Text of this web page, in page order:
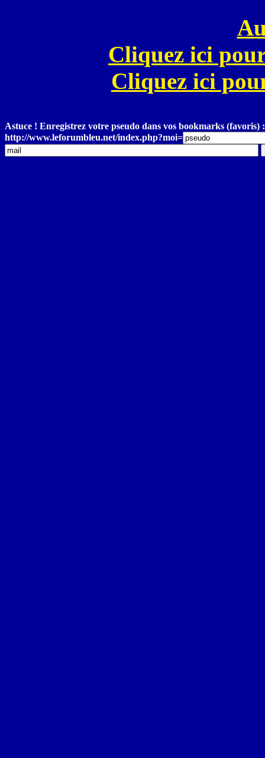
Cliquez ici
Cliquez ici
Astuce ! Enregistrez votre pseudo dans vos bookmarks (favoris) :
http://www.leforumbleu.net/index.php?moi=